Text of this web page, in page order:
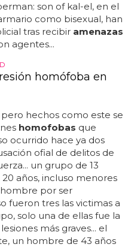
son of kal-el, en el
como bisexual, han
tras recibir amenazas
agentes...
homófoba en
hechos como este se
homofobas que
ocurrido hace ya dos
ofial de delitos de
un grupo de 13
años, incluso menores
por ser
fueron tres las victimas a
solo una de ellas fue la
más graves... el
un hombre de 43 años